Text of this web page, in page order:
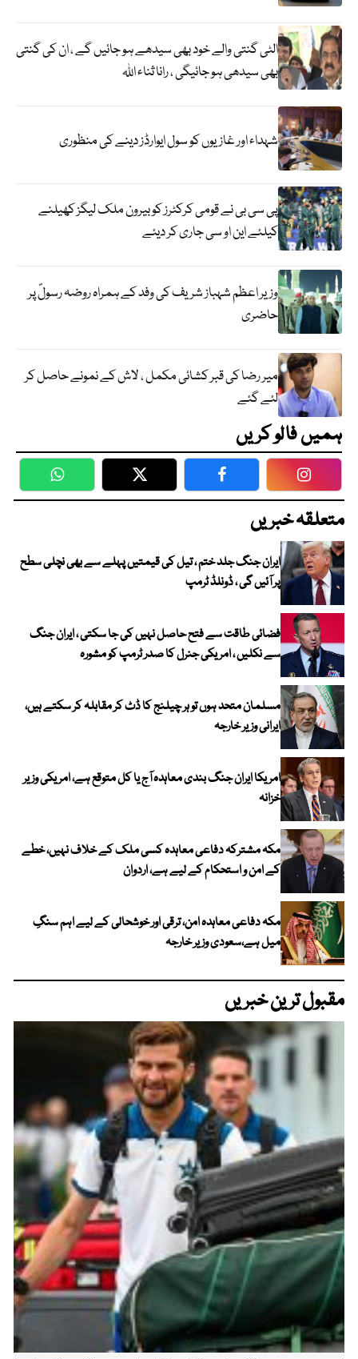
الٹی گنتی والے خود بھی سیدھے ہو جائیں گے ، ان کی گنتی
بھی سیدھی ہو جائیگی ، رانا ثناء اللہ
شہداء اور غازیوں کو سول ایوارڈز دینے کی منظوری
پی سی بی نے قومی کرکٹرز کو بیرون ملک لیگز کھیلنے
کیلئے این او سی جاری کر دیئے
وزیر اعظم شہباز شریف کی وفد کے ہمراہ روضہ رسولؐ پر
حاضری
میر رضا کی قبر کشائی مکمل ، لاش کے نمونے حاصل کر
لئے گئے
ہمیں فالو کریں
WhatsApp Twitter Facebook
متعلقہ خبریں
ایران جنگ جلد ختم ، تیل کی قیمتیں پہلے سے بھی نچلی سطح
پر آئیں گی ، ڈونلڈ ٹرمپ
فضائی طاقت سے فتح حاصل نہیں کی جا سکتی ، ایران جنگ
سے نکلیں ، امریکی جنرل کا صدر ٹرمپ کو مشورہ
مسلمان متحد ہوں تو ہر چیلنج کا ڈٹ کر مقابلہ کر سکتے ہیں،
ایرانی وزیر خارجہ
امریکا ایران جنگ بندی معاہدہ آج یا کل متوقع ہے، امریکی وزیر
خزانہ
مکہ مشترکہ دفاعی معاہدہ کسی ملک کے خلاف نہیں، خطے
کے امن و استحکام کے لیے ہے، اردوان
مکہ دفاعی معاہدہ امن، ترقی اور خوشحالی کے لیے اہم سنگِ
میل ہے،سعودی وزیر خارجہ
مقبول ترین خبریں